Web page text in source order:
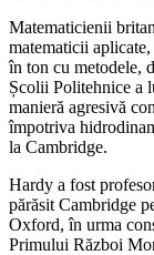
Matematicienii
matematicii
în ton cu metodele,
Școlii Politehnice a
manieră agresivă
împotriva
la Cambridge.
Hardy a fost
părăsit Cambridge
Oxford, în urma
Primului Război